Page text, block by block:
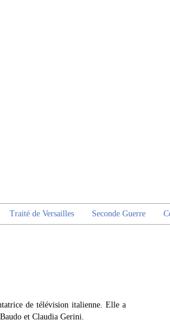
Traité de Versailles Seconde Guerre
de télévision italienne. Elle a
et Claudia Gerini.